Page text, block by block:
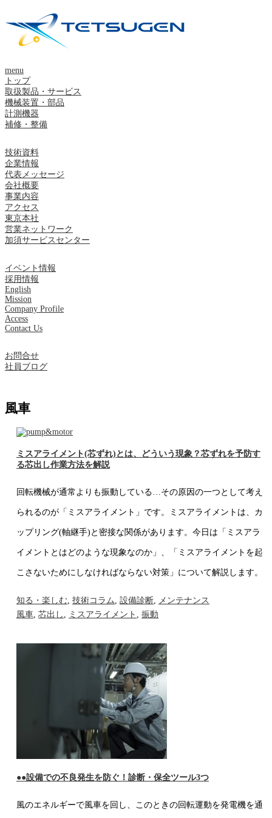
menu
トップ
取扱製品・サービス
機械装置・部品
計測機器
補修・整備
技術資料
企業情報
代表メッセージ
会社概要
事業内容
アクセス
東京本社
営業ネットワーク
加須サービスセンター
イベント情報
採用情報
English
Mission
Company Profile
Access
Contact Us
お問合せ
社員ブログ
風車
ミスアライメント(芯ずれ)とは、どういう現象？芯ずれを予防す
る芯出し作業方法を解説
回転機械が通常よりも振動している…その原因の一つとして考え
られるのが「ミスアライメント」です。ミスアライメントは、カ
ップリング(軸継手)と密接な関係があります。今日は「ミスアラ
イメントとはどのような現象なのか」、「ミスアライメントを起
こさないためにしなければならない対策」について解説します。
知る・楽しむ 技術コラム 設備診断
メンテナンス
風車 芯出し ミスアライメント 振動
●●設備での不良発生を防ぐ！診断・保全ツール3つ
風のエネルギーで風車を回し、このときの回転運動を発電機を通